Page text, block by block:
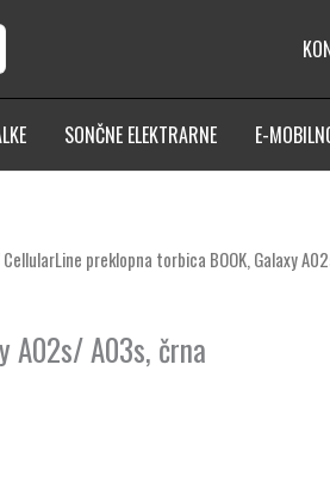
SONČNE ELEKTRARNE E-
preklopna torbica BOOK, Galaxy
A02s/ A03s, črna